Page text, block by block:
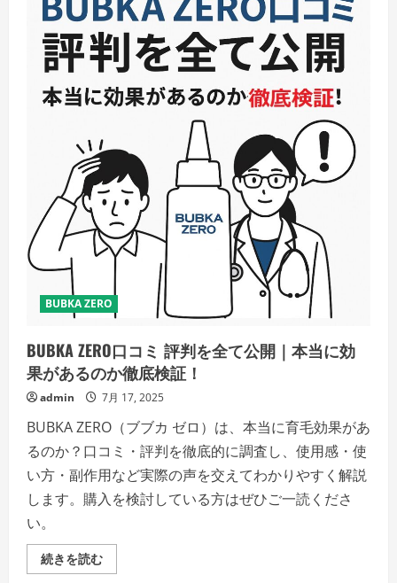
BUBKA ZERO
BUBKA ZERO口コミ 評判を全て公開｜本当に効
果があるのか徹底検証！
admin 7月 17, 2025
BUBKA ZERO（ブブカ ゼロ）は、本当に育毛効果があ
るのか？口コミ・評判を徹底的に調査し、使用感・使
い方・副作用など実際の声を交えてわかりやすく解説
します。購入を検討している方はぜひご一読くださ
い。
続きを読むBUBKA
ZERO